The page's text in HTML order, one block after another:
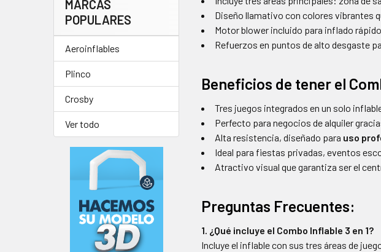
MARCAS
POPULARES
Aeroinflables
Plinco
Crosby
Ver todo
Diseño llamativo con colores vibrantes
Motor blower incluido para inflado
Refuerzos en puntos de alto desgaste
Beneficios de tener el
Tres juegos integrados en un solo
Perfecto para negocios de alquiler
Alta resistencia, diseñado para uso
Ideal para fiestas privadas, eventos
Atractivo visual que garantiza ser el
Preguntas Frecuentes:
1. ¿Qué incluye el Combo Inflable 3 en 1?
Incluye el inflable con sus tres áreas de